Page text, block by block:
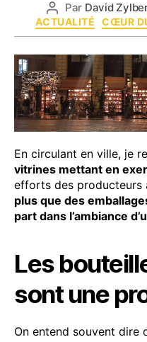
Auteur
de
l’article
Par David
ACTUALITÉ CŒUR
En circulant en ville, je
vitrines mettant en
efforts des producteurs
plus que des
part dans l’ambiance
Les
sont une
On entend souvent dire